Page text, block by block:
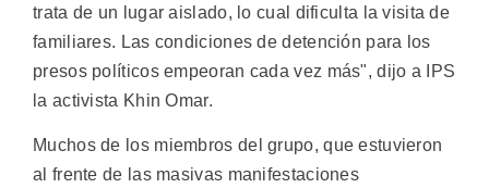
trata de un lugar aislado, lo cual dificulta la visita de
familiares. Las condiciones de detención para los
presos políticos empeoran cada vez más", dijo a IPS
la activista Khin Omar.
Muchos de los miembros del grupo, que estuvieron
al frente de las masivas manifestaciones